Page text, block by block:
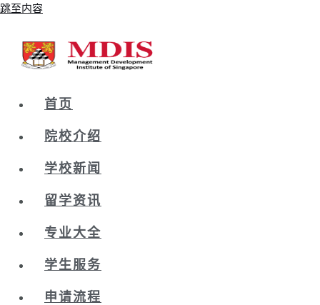
跳至内容
首页
院校介绍
学校新闻
留学资讯
专业大全
学生服务
申请流程